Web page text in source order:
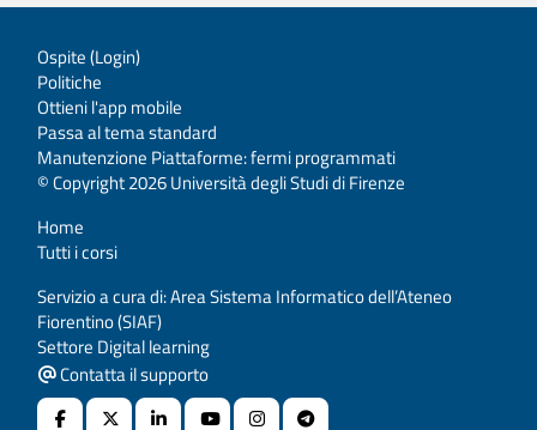
Ospite (Login)
Politiche
Ottieni l'app mobile
Passa al tema standard
Manutenzione Piattaforme: fermi programmati
© Copyright 2026 Università degli Studi di Firenze
Home
Tutti i corsi
Servizio a cura di: Area Sistema Informatico dell’Ateneo
Fiorentino (SIAF)
Settore Digital learning
Contatta il supporto